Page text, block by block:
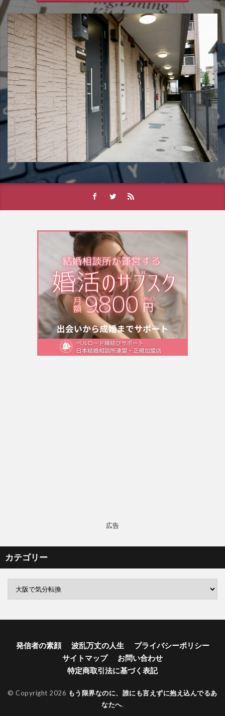
広告
カテゴリー
発信者の素顔 波乱万丈の人生
プライバシーポリシー
サイトマップ
お問い合わせ
特定商取引法に基づく表記
© Copyright 2026 もう限界なのに、誰にも言えずに抱え込んでるあ
なたへ.